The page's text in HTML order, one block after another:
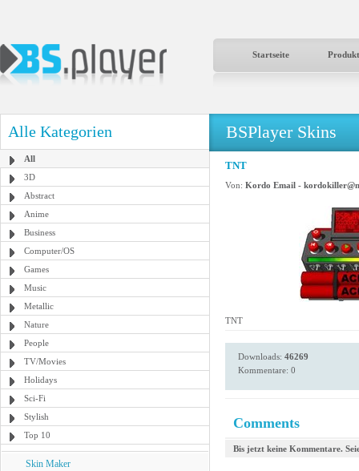
Startseite
Alle Kategorien
All
3D
Abstract
Anime
Business
Computer/OS
Games
Music
Metallic
Nature
People
TV/Movies
Holidays
Sci-Fi
Stylish
Top 10
Skin Maker
BSPlayer Skins
TNT
Von: Kordo Email -
TNT
Downloads: 46269
Kommentare: 0
Comments
Bis jetzt keine Kommentare.